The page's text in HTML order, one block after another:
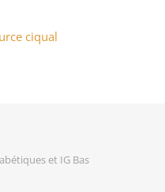
ciqual
et IG Bas